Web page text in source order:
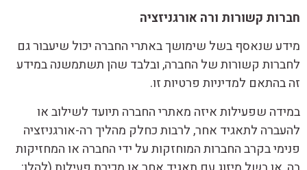
חברות קשורות ורה אורגניזציה
מידע שנאסף בשל שימושך באתרי החברה יכול שיעבור גם
לחברות קשורות של החברה, ובלבד שהן תשתמשנה במידע
זה בהתאם למדיניות פרטיות זו.
במידה שפעילות איזה מאתרי החברה תיועד לשילוב או
להעברה לתאגיד אחר, לרבות כחלק מהליך רה-אורגניזציה
פנימי בקרב החברות המוחזקות על ידי החברה או המחזיקות